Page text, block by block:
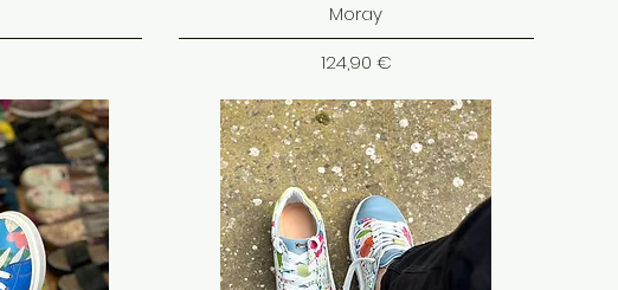
Moray
Cena
124,90 €